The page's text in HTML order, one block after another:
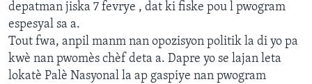
depatman jiska 7 fevrye , dat ki fiske pou l pwogram
espesyal sa a.
Tout fwa, anpil manm nan opozisyon politik la di yo pa
kwè nan pwomès chèf deta a. Dapre yo se lajan leta
lokatè Palè Nasyonal la ap gaspiye nan pwogram